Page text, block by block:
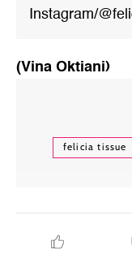
Instagram/
(Vina Oktiani)
felicia tissue